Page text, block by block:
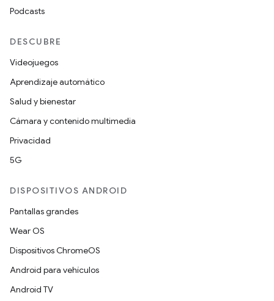
Podcasts
DESCUBRE
Videojuegos
Aprendizaje automático
Salud y bienestar
Cámara y contenido multimedia
Privacidad
5G
DISPOSITIVOS ANDROID
Pantallas grandes
Wear OS
Dispositivos ChromeOS
Android para vehículos
Android TV